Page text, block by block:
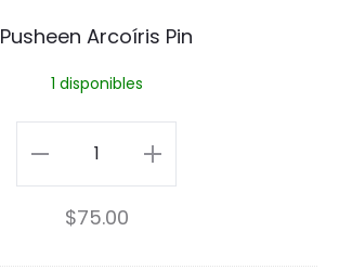
n
r
c
o
Pusheen Arcoíris Pin
1 disponibles
Pusheen
Arcoíris
$75.00